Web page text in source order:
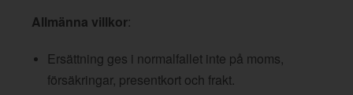
Allmänna villkor:
Ersättning ges i normalfallet inte på moms,
försäkringar, presentkort och frakt.